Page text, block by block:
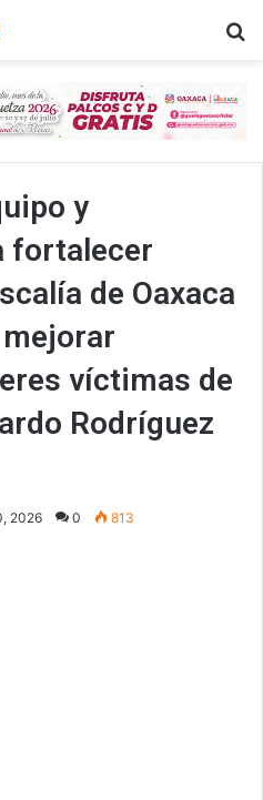
y
fortalecer
de Oaxaca
víctimas de
Rodríguez
2026 0 813